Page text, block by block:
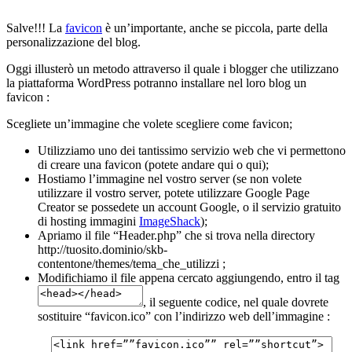
Salve!!! La favicon è un’importante, anche se piccola, parte della
personalizzazione del blog.
Oggi illusterò un metodo attraverso il quale i blogger che utilizzano
la piattaforma WordPress potranno installare nel loro blog un
favicon :
Scegliete un’immagine che volete scegliere come favicon;
Utilizziamo uno dei tantissimo servizio web che vi permettono
di creare una favicon (potete andare qui o qui);
Hostiamo l’immagine nel vostro server (se non volete
utilizzare il vostro server, potete utilizzare Google Page
Creator se possedete un account Google, o il servizio gratuito
di hosting immagini ImageShack);
Apriamo il file “Header.php” che si trova nella directory
http://tuosito.dominio/skb-
contentone/themes/tema_che_utilizzi ;
Modifichiamo il file appena cercato aggiungendo, entro il tag
, il seguente codice, nel quale dovrete
sostituire “favicon.ico” con l’indirizzo web dell’immagine :